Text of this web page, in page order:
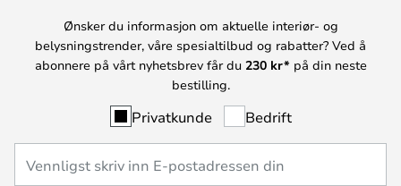
Ønsker du informasjon om aktuelle interiør- og
belysningstrender, våre spesialtilbud og rabatter? Ved å
abonnere på vårt nyhetsbrev får du 230 kr* på din neste
bestilling.
Privatkunde Bedrift